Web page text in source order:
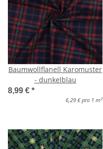
Baumwollflanell Karomuster
- dunkelblau
8,99 € *
6,29 € pro 1 m 2